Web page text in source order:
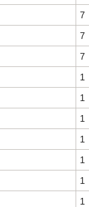
7
7
7
1
1
1
1
1
1
1